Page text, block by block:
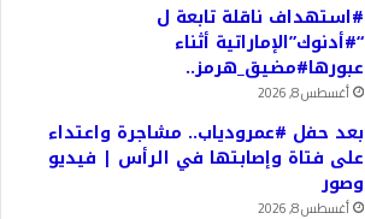
#استهداف ناقلة تابعة ل
“#أدنوك”الإماراتية أثناء
عبورها#مضيق_هرمز..
أغسطس 8, 2026
بعد حفل #عمرودياب.. مشاجرة واعتداء
على فتاة وإصابتها في الرأس | فيديو
وصور
أغسطس 8, 2026